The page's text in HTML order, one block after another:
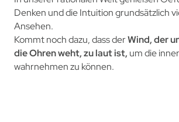
Denken und die Intuition grundsätzlich
Ansehen.
Kommt noch dazu,dass derWind, der
die Ohren weht, zu laut ist, um die
wahrnehmen zu können.